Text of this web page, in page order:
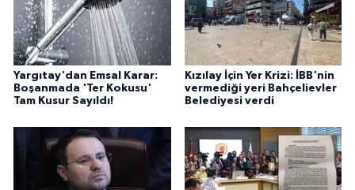
Yargıtay'dan Emsal Karar:
Boşanmada 'Ter Kokusu'
Tam Kusur Sayıldı!
Kızılay İçin Yer Krizi: İBB'nin
vermediği yeri Bahçelievler
Belediyesi verdi